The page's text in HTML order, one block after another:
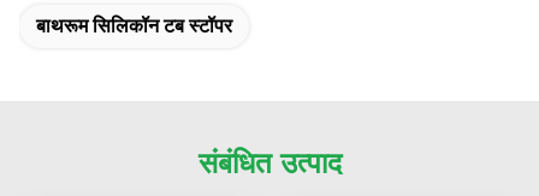
बाथरूम सिलिकॉन टब स्टॉपर
संबंधित उत्पाद